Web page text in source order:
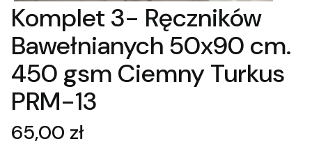
Komplet 3- Ręczników
Bawełnianych 50x90 cm.
450 gsm Ciemny Turkus
PRM-13
Cena
65,00 zł